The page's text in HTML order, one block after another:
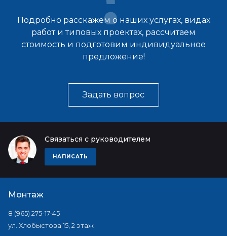
Подробно расскажем о наших услугах, видах
работ и типовых проектах, рассчитаем
стоимость и подготовим индивидуальное
предложение!
Задать вопрос
Связаться с руководителем
НАПИСАТЬ
Монтаж
8 (965) 275-17-45
ул. Хлобыстова 15, 2 этаж